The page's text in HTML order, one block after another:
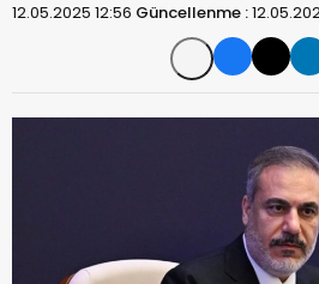
12.05.2025 12:56 Güncellenme :